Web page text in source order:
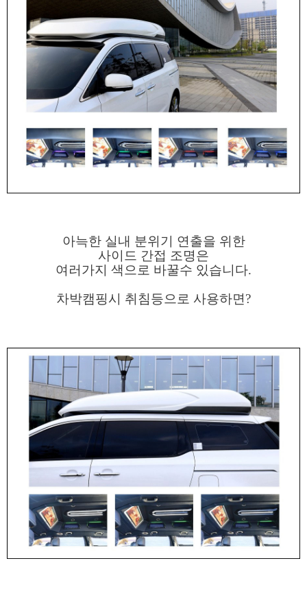
아늑한 실내 분위기 연출을 위한
사이드 간접 조명은
여러가지 색으로 바꿀수 있습니다.
차박캠핑시 취침등으로 사용하면?